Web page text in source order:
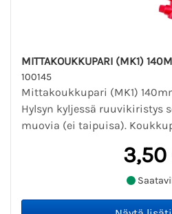
MITTAKOUKKUPARI (MK1)
100145
Mittakoukkupari (MK1)
Hylsyn kyljessä ruuvikiristys
muovia (ei taipuisa).
3,50